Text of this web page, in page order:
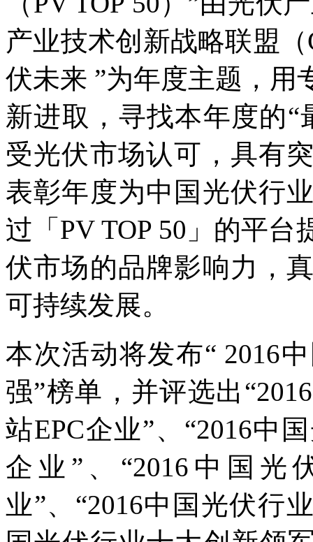
产业技术创新战略联盟
伏未来 ”为年度主题，用
新进取，寻找本年度的
受光伏市场认可，具有
表彰年度为中国光伏行
过「PV TOP 50」的平
伏市场的品牌影响力，
可持续发展。
本次活动将发布“ 2016
强”榜单，并评选出
站EPC企业”、“2016中
企业”、“2016中国
业”、“2016中国光伏行